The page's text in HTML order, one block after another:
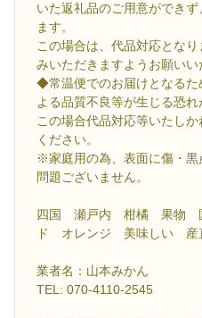
いた返礼品のご用意ができ
ます。
この場合は、代品対応とな
みいただきますようお願いい
◆常温便でのお届けとなるた
よる品質不良等が生じる恐れ
この場合代品対応等いたし
ください。
※家庭用の為、表面に傷・黒
問題ございません。
四国 瀬戸内 柑橘 果物
ド オレンジ 美味しい
業者名：山本みかん
TEL: 070-4110-2545